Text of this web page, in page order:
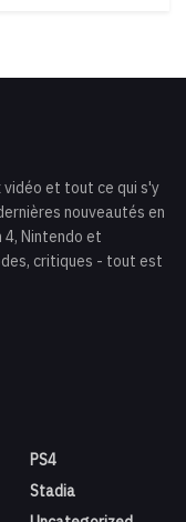
et tout ce qui s'y
nouveautés en
4, Nintendo et
critiques - tout est
PS4
Stadia